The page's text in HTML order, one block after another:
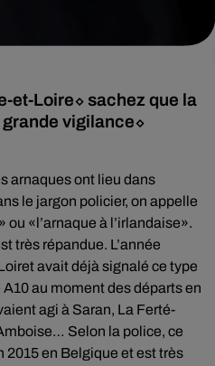
et-Loire⬦ sachez que la
vigilance⬦
arnaques ont lieu dans
le jargon policier, on appelle
ou «l’arnaque à l’irlandaise».
très répandue. L’année
avait déjà signalé ce type
A10 au moment des départs en
agi à Saran, La Ferté-
Selon la police, ce
2015 en Belgique et est très